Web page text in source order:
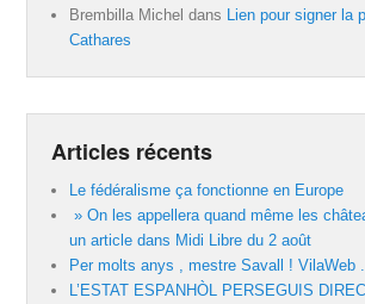
Brembilla Michel dans Lien pour signer la
Cathares
Articles récents
Le fédéralisme ça fonctionne en Europe
» On les appellera quand même les
un article dans Midi Libre du 2 août
Per molts anys , mestre Savall ! VilaWeb
L’ESTAT ESPANHÒL PERSEGUIS